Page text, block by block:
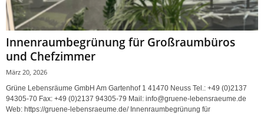
Innenraumbegrünung für Großraumbüros
und Chefzimmer
März 20, 2026
Grüne Lebensräume GmbH Am Gartenhof 1 41470 Neuss Tel.: +49 (0)2137
94305-70 Fax: +49 (0)2137 94305-79 Mail: info@gruene-lebensraeume.de
Web: https://gruene-lebensraeume.de/ Innenraumbegrünung für